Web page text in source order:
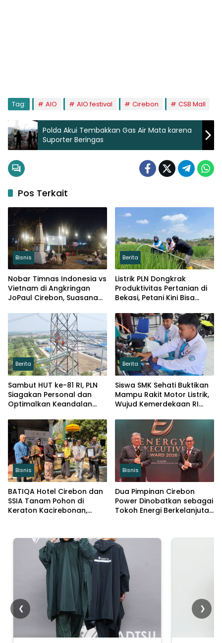
Tag: AIO AIO festival Cirebon CSB Mall
Polda Akui Tembakkan Gas Air Mata karena
Suporter Beringas
Pos Terkait
Bisnis
Nobar Timnas Indonesia vs
Vietnam di Angkringan
JoPaul Cirebon, Suasana
Berita
Listrik PLN Dongkrak
Produktivitas Pertanian di
Bekasi, Petani Kini Bisa
Berita
Sambut HUT ke-81 RI, PLN
Siagakan Personal dan
Optimalkan Keandalan
Berita
Siswa SMK Sehati Buktikan
Mampu Rakit Motor Listrik,
Wujud Kemerdekaan RI
Kemandirian Generasi
Muda
Bisnis
BATIQA Hotel Cirebon dan
SSIA Tanam Pohon di
Keraton Kacirebonan,
Bisnis
Dua Pimpinan Cirebon
Power Dinobatkan sebagai
Tokoh Energi Berkelanjutan
❮ ❯